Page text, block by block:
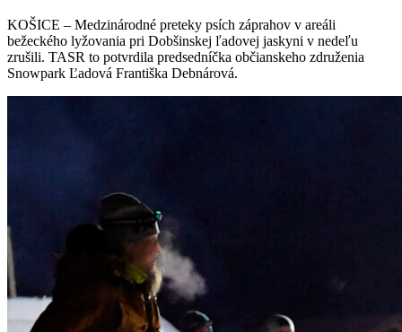
KOŠICE – Medzinárodné preteky psích záprahov v areáli
bežeckého lyžovania pri Dobšinskej ľadovej jaskyni v nedeľu
zrušili. TASR to potvrdila predsedníčka občianskeho združenia
Snowpark Ľadová Františka Debnárová.